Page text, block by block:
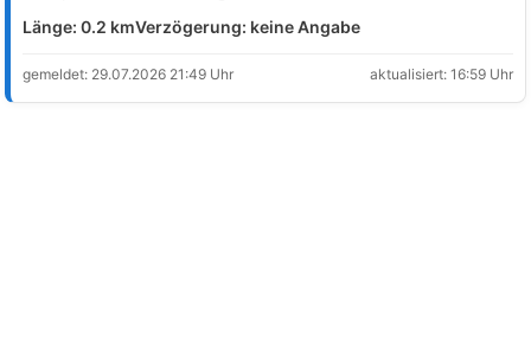
Länge: 0.2 kmVerzögerung: keine Angabe
gemeldet: 29.07.2026 21:49 Uhr aktualisiert: 16:59 Uhr